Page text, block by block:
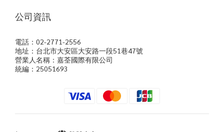
公司資訊
電話：02-2771-2556
地址：台北市大安區大安路一段51巷47號
營業人名稱：嘉荃國際有限公司
統編：25051693